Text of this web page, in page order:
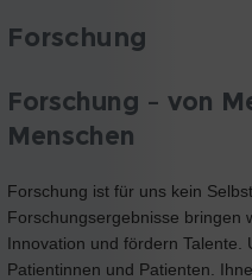
Forschung
Forschung – von
Menschen
Forschung ist für uns kein
Forschungsergebnisse bringen
Innovation und fördern Talente.
Patientinnen und Patienten.